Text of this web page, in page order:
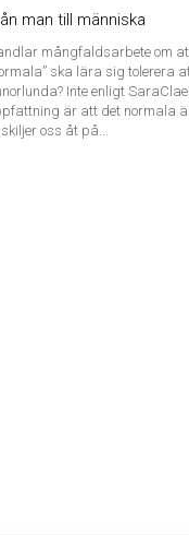
man till människa
mångfaldsarbete om
ska lära sig tolerera
Inte enligt
är att det normala
oss åt på...